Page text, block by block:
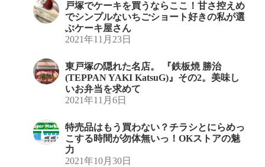
戸塚でケーキを買うならここ！甘さ控えめ
でシンプルないちごショート好きの私が選
ぶケーキ屋さん
2021年11月23日
東戸塚の隠れた名店。 『鉄板焼 勝治
(TEPPAN YAKI KatsuG)』その2。美味し
いお弁当を求めて
2021年11月6日
特売品はもう買わない？チラシとにらめっ
こする時間が勿体無いっ！OKストアの魅
力
2021年10月30日